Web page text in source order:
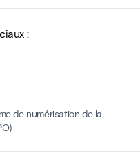
:
de numérisation de la